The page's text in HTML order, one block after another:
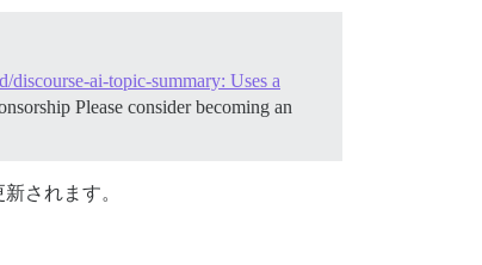
discourse-ai-topic-summary: Uses a
Please consider becoming an
されます。